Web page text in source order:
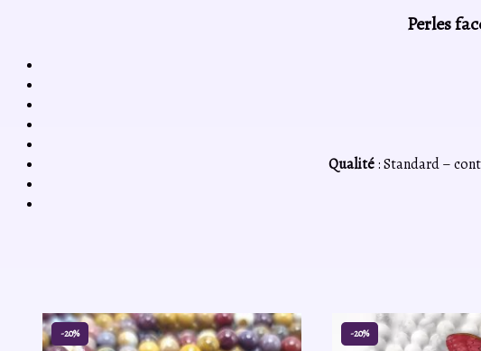
Perles
Qualité: Standard –
-20% -20%